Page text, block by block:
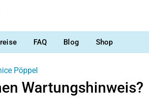
FAQ Blog Shop
Pöppel
Wartungshinweis?